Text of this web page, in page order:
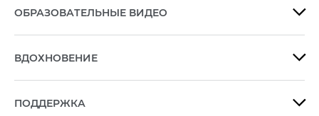
ОБРАЗОВАТЕЛЬНЫЕ ВИДЕО 
ВДОХНОВЕНИЕ 
ПОДДЕРЖКА 